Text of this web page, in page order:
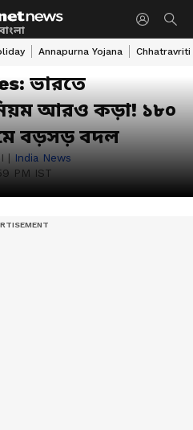
বাংলা
Annapurna Yojana Chhatravriti
ভারতে
আরও কড়া! ১৮০
বড়সড় বদল
| India News
PM IST